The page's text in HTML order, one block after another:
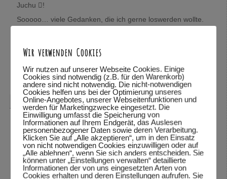
Juchu !
Sooooo… viele Gedanken, die ich gerne loswerden wollte.
In Verbundenheit,
Mira
Antworten↓
Wolfgang Dodelsagte am28.10.2015 um 22:08 :
Hallo Mira,
vielen Dank für das mitteilen deiner Gedanken. Schön,
dass du so viele Bibelstellen zitieren kannst und mit uns
teilst.
Was ich über deine Gedanken denke? Ich habe deine
Wir verwenden Cookies
Wir nutzen auf unserer Webseite Cookies. Einige
Cookies sind notwendig (z.B. für den Warenkorb)
andere sind nicht notwendig. Die nicht-notwendigen
Cookies helfen uns bei der Optimierung unseres
Online-Angebotes, unserer Webseitenfunktionen und
werden für Marketingzwecke eingesetzt. Die
Einwilligung umfasst die Speicherung von
Informationen auf Ihrem Endgerät, das Auslesen
personenbezogener Daten sowie deren Verarbeitung.
Klicken Sie auf „Alle akzeptieren“, um in den Einsatz
von nicht notwendigen Cookies einzuwilligen oder auf
„Alle ablehnen“, wenn Sie sich anders entscheiden. Sie
können unter „Einstellungen verwalten“ detaillierte
Informationen der von uns eingesetzten Arten von
Cookies erhalten und deren Einstellungen aufrufen. Sie